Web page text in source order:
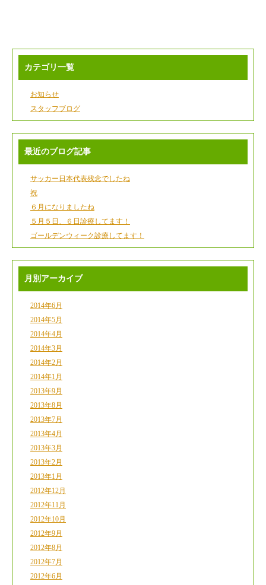
カテゴリ一覧
お知らせ
スタッフブログ
最近のブログ記事
サッカー日本代表残念でしたね
祝
６月になりましたね
５月５日、６日診療してます！
ゴールデンウィーク診療してます！
月別アーカイブ
2014年6月
2014年5月
2014年4月
2014年3月
2014年2月
2014年1月
2013年9月
2013年8月
2013年7月
2013年4月
2013年3月
2013年2月
2013年1月
2012年12月
2012年11月
2012年10月
2012年9月
2012年8月
2012年7月
2012年6月